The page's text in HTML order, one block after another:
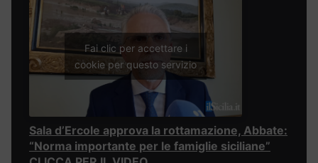
Fai clic per accettare i
cookie per questo servizio
Sala d’Ercole approva la rottamazione, Abbate:
“Norma importante per le famiglie siciliane”